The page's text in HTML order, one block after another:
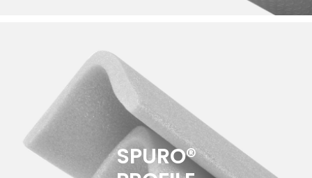
SPURO®